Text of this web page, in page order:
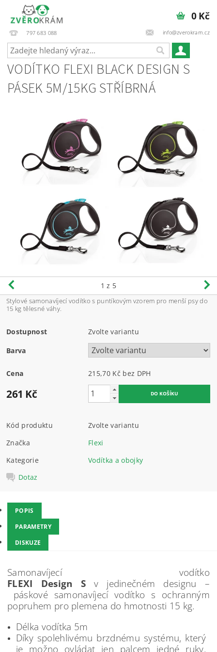
797 683 088 info@zverokram.cz
0 Kč
VODÍTKO FLEXI BLACK DESIGN S
PÁSEK 5M/15KG STŘÍBRNÁ
1 z 5
Stylové samonavíjecí vodítko s puntíkovým vzorem pro menší psy do
15 kg tělesné váhy.
Dostupnost Zvolte variantu
Barva
Cena 215,70 Kč bez DPH
261 Kč
Kód produktu
Zvolte variantu
Značka
Flexi
Kategorie
Vodítka a obojky
Dotaz
POPIS
PARAMETRY
DISKUZE
Samonavíjecí vodítko
FLEXI Design Sv jedinečném designu –
páskové samonavíjecí vodítko s ochranným
popruhem pro plemena do hmotnosti 15 kg.
Délka vodítka 5m
Díky spolehlivému brzdnému systému, který
je možno ovládat jen palcem jedné ruky,